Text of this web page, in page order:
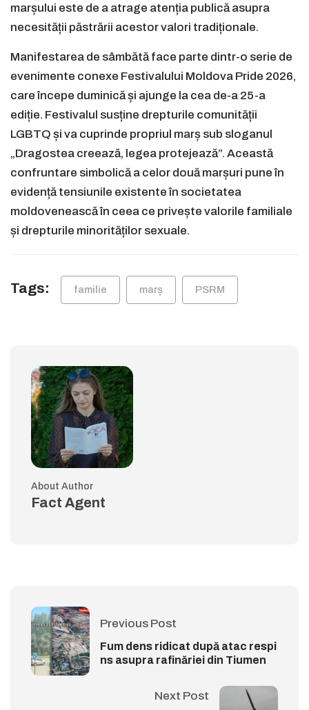
marșului este de a atrage atenția publică asupra
necesității păstrării acestor valori tradiționale.
Manifestarea de sâmbătă face parte dintr-o serie de
evenimente conexe Festivalului Moldova Pride 2026,
care începe duminică și ajunge la cea de-a 25-a
ediție. Festivalul susține drepturile comunității
LGBTQ și va cuprinde propriul marș sub sloganul
„Dragostea creează, legea protejează”. Această
confruntare simbolică a celor două marșuri pune în
evidență tensiunile existente în societatea
moldovenească în ceea ce privește valorile familiale
și drepturile minorităților sexuale.
Tags: familie marș PSRM
About Author
Fact Agent
Previous Post
Fum dens ridicat după atac respi
ns asupra rafinăriei din Tiumen
Next Post